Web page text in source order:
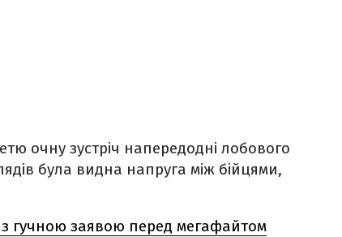
очну зустріч напередодні лобового
була видна напруга між бійцями,
гучною заявою перед мегафайтом